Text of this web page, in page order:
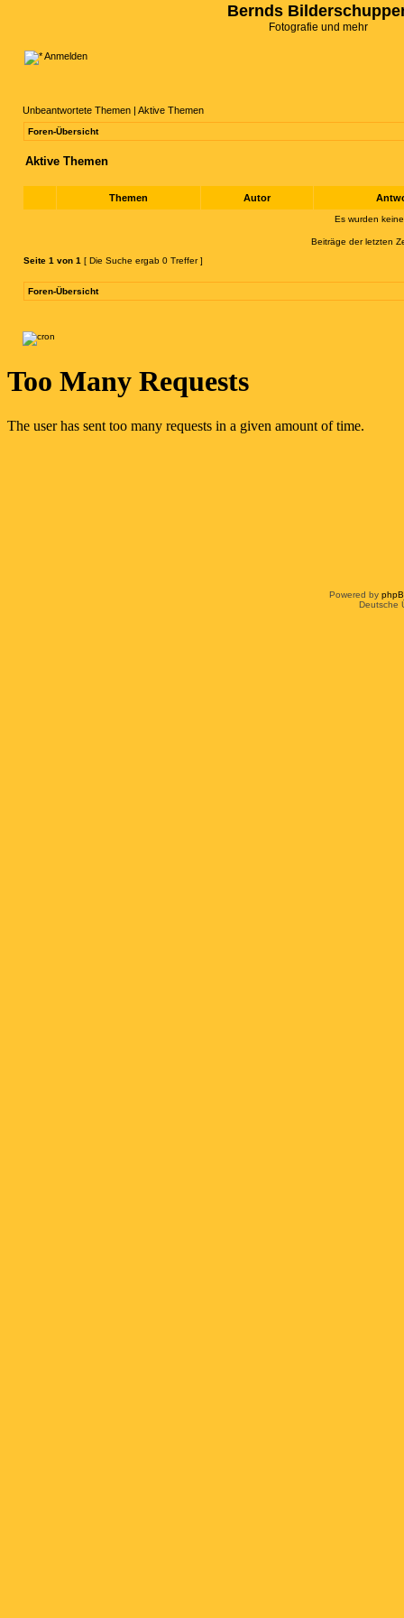
Bernds
Fotografie und mehr
Anmelden
Unbeantwortete Themen | Aktive Themen
Foren-Übersicht
Aktive Themen
Themen Autor
Es wurden
Beiträge der letzten
Seite 1 von 1 [ Die Suche ergab 0 Treffer ]
Foren-Übersicht
Powered by
Deutsche